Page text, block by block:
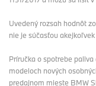
Uvedený rozsah hodnôt
nie je súčasťou
Príručka o spotrebe
modeloch nových
predajnom mieste BMW